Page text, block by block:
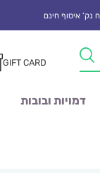
GIFT CARD
דמויות ובובות